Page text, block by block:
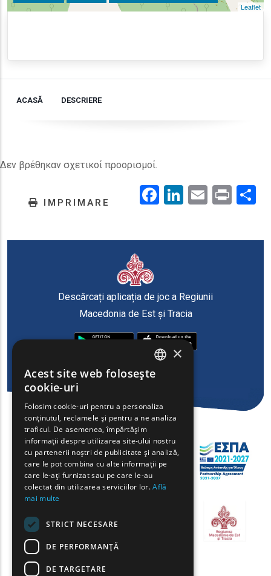
Leaflet
ACASĂ DESCRIERE
Δεν βρέθηκαν σχετικοί προορισμοί.
IMPRIMARE Facebook
LinkedIn
EmailPrint
Descărcați aplicația de joc a Regiunii
Macedonia de Est și Tracia
ENGLISH
FRENCH
BULGARIAN
GERMAN
ROMANIAN
×
Acest site web folosește
cookie-uri
Folosim cookie-uri pentru a personaliza
conținutul, reclamele și pentru a ne analiza
traficul. De asemenea, împărtășim
informații despre utilizarea site-ului nostru
cu partenerii noștri de publicitate și analiză,
care le pot combina cu alte informații pe
care le-ați furnizat sau pe care le-au
colectat din utilizarea serviciilor lor.Află
mai multe
STRICT NECESARE
DE PERFORMANȚĂ
DE TARGETARE